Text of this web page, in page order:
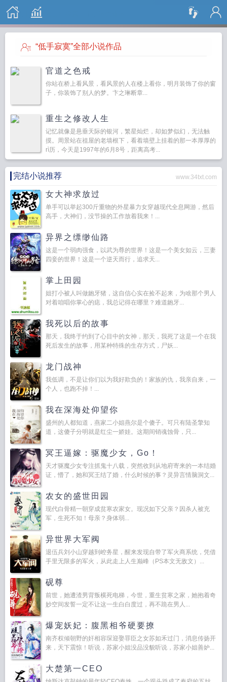
搜 索
“低手寂寞”全部小说作品
官道之色戒
你站在桥上看风景，看风景的人在楼上看你，明月装饰了你的窗
子，你装饰了别人的梦。卞之琳断章...
重生之修改人生
记忆就像是悬垂天际的银河，繁星灿烂，却如梦似幻，无法触
摸。周景站在祖屋的老墙根下，看着墙壁上挂着的那一本厚厚的
rì历，今天是1997年的6月8号，距离高考...
完结小说推荐 www.34txt.com
女大神求放过
单手可以举起300斤重物的外星暴力女穿越现代全息网游，然后
高手，大神们，没节操的工作放着我来！...
异界之缥缈仙路
这是一个弱肉强食，以武为尊的世界！这是一个美女如云，三妻
四妾的世界！这是一个逆天而行，追求天...
掌上田园
姐打小被人叫做龅牙猪，这自信心实在捡不起来，为啥那个男人
对着咱唱你掌心的痣，我总记得在哪里？难道龅牙...
我死以后的故事
那天，我终于约到了心目中的女神，那天，我死了这是一个在我
死后发生的故事，用某种特殊的生存方式，尸妖...
龙门战神
我低调，不是让你们以为我好欺负的！家族的仇，我亲自来，一
个人，也跑不掉！...
我在深海处仰望你
盛州的人都知道，燕家二小姐燕尔是个傻子。可只有陆圣擎知
道，这傻子分明就是红尘一娇娃。这期间销魂蚀骨，只...
冥王逼嫁：驱魔少女，Go！
天才驱魔少女专注抓鬼十八载，突然收到从地府寄来的一本结婚
证，懵了，她和冥王结了婚，什么时候的事？灵异言情脑洞文...
农女的盛世田园
现代白骨精一朝穿成贫寒农家女。现况如下父亲？因杀人被充
军，生死不知！母亲？身体弱...
异世界大军阀
退伍兵刘小山穿越到崆务星，醒来发现自带了军火商系统，凭借
手里无限多的军火，从此走上人生巅峰（PS本文无敌文）...
砚尊
前世，她遭渣男背叛横死电梯，今世，重生贫寒之家，她抱着奇
妙空间发誓一定不让这一生白白度过，再不跪在男人...
爆宠妖妃：腹黑相爷硬要撩
南齐权倾朝野的奸相容琛迎娶罪臣之女苏如禾过门，消息传扬开
来，天下震惊！听说，苏家小姐没品没貌听说，苏家小姐善妒...
大楚第一CEO